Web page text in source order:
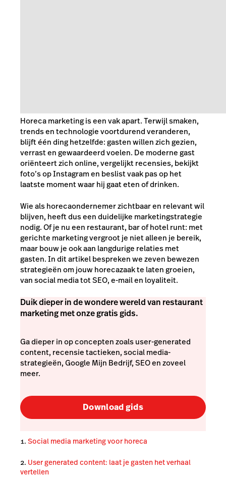
Horeca marketing is een vak apart. Terwijl smaken,
trends en technologie voortdurend veranderen,
blijft één ding hetzelfde: gasten willen zich gezien,
verrast en gewaardeerd voelen. De moderne gast
oriënteert zich online, vergelijkt recensies, bekijkt
foto’s op Instagram en beslist vaak pas op het
laatste moment waar hij gaat eten of drinken.
Wie als horecaondernemer zichtbaar en relevant wil
blijven, heeft dus een duidelijke marketingstrategie
nodig. Of je nu een restaurant, bar of hotel runt: met
gerichte marketing vergroot je niet alleen je bereik,
maar bouw je ook aan langdurige relaties met
gasten. In dit artikel bespreken we zeven bewezen
strategieën om jouw horecazaak te laten groeien,
van social media tot SEO, e-mail en loyaliteit.
Duik dieper in de wondere wereld van restaurant
marketing met onze gratis gids.
Ga dieper in op concepten zoals user-generated
content, recensie tactieken, social media-
strategieën, Google Mijn Bedrijf, SEO en zoveel
meer.
Download gids
Social media marketing voor horeca
User generated content: laat je gasten het verhaal
vertellen